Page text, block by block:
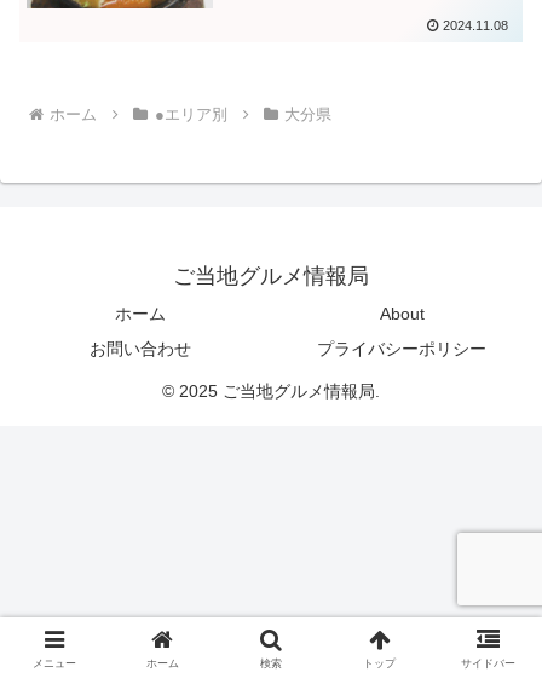
2024.11.08
ホーム ●エリア別 大分県
ご当地グルメ情報局
ホーム
About
お問い合わせ
プライバシーポリシー
© 2025 ご当地グルメ情報局.
メニュー ホーム 検索 トップ サイドバー